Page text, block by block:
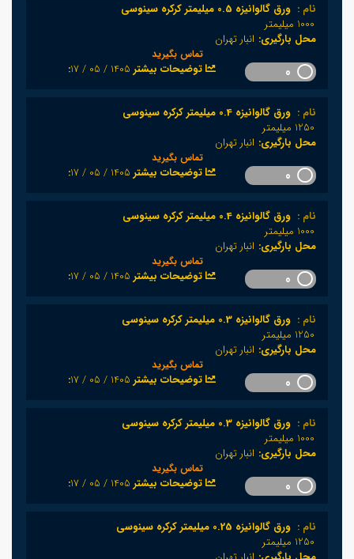
نام : ورق گالوانیزه 0.5 میلیمتر کرکره سینوسی
1000 میلیمتر
محل بارگیری: انبار تهران
تماس بگیرید
:توضیحات بیشتر1405 / 05 / 17
نام : ورق گالوانیزه 0.4 میلیمتر کرکره سینوسی
1250 میلیمتر
محل بارگیری: انبار تهران
تماس بگیرید
:توضیحات بیشتر1405 / 05 / 17
نام : ورق گالوانیزه 0.4 میلیمتر کرکره سینوسی
1000 میلیمتر
محل بارگیری: انبار تهران
تماس بگیرید
:توضیحات بیشتر1405 / 05 / 17
نام : ورق گالوانیزه 0.3 میلیمتر کرکره سینوسی
1250 میلیمتر
محل بارگیری: انبار تهران
تماس بگیرید
:توضیحات بیشتر1405 / 05 / 17
نام : ورق گالوانیزه 0.3 میلیمتر کرکره سینوسی
1000 میلیمتر
محل بارگیری: انبار تهران
تماس بگیرید
:توضیحات بیشتر1405 / 05 / 17
نام : ورق گالوانیزه 0.25 میلیمتر کرکره سینوسی
1250 میلیمتر